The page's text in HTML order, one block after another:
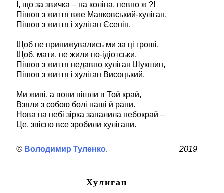
І, що за звичка – на коліна, певно ж ?!
Пішов з життя вже Маяковський-хуліган,
Пішов з життя і хуліган Єсенін.
Щоб не принижувались ми за ці гроші,
Щоб, мати, не жили по-ідіотськи,
Пішов з життя недавно хуліган Шукшин,
Пішов з життя і хуліган Висоцький.
Ми живі, а вони пішли в Той край,
Взяли з собою болі наші й рани.
Нова на небі зірка запалила небокрай –
Це, звісно все зробили хулігани.
Володимир Туленко 2019
Хулиган